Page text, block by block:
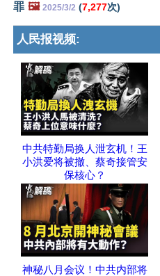
罪 🖼️ 2025/3/2 (7,277次)
人民报视频:
中共特勤局换人泄玄机！王
小洪爱将被撤、蔡奇接管安
保核心？
神秘八月会议！中共内部将